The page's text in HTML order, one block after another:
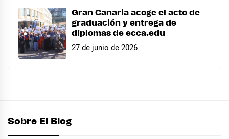
Gran Canaria acoge el acto de
graduación y entrega de
diplomas de ecca.edu
27 de junio de 2026
Sobre El Blog